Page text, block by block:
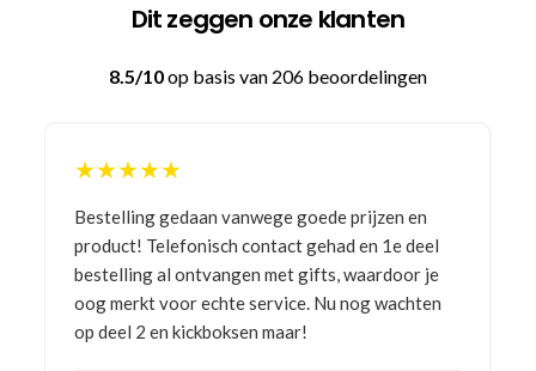
Dit zeggen onze klanten
8.5/10op basis van 206 beoordelingen
★★★★★
Bestelling gedaan vanwege goede prijzen en
product! Telefonisch contact gehad en 1e deel
bestelling al ontvangen met gifts, waardoor je
oog merkt voor echte service. Nu nog wachten
op deel 2 en kickboksen maar!